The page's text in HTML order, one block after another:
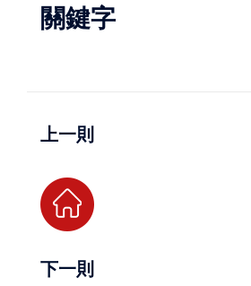
關鍵字
上一則
下一則